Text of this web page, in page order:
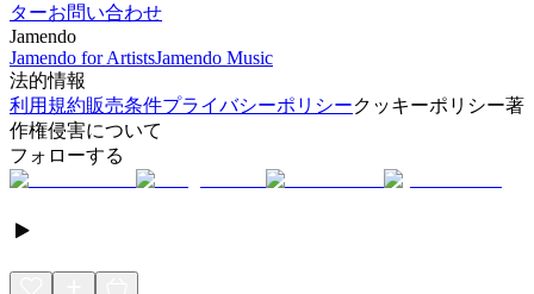
ターお問い合わせ
Jamendo
Jamendo for ArtistsJamendo Music
法的情報
利用規約販売条件プライバシーポリシークッキーポリシー著
作権侵害について
フォローする